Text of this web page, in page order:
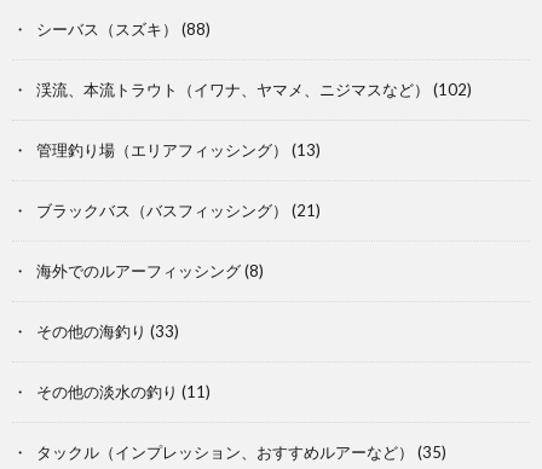
シーバス（スズキ） (88)
渓流、本流トラウト（イワナ、ヤマメ、ニジマスなど） (102)
管理釣り場（エリアフィッシング） (13)
ブラックバス（バスフィッシング） (21)
海外でのルアーフィッシング(8)
その他の海釣り (33)
その他の淡水の釣り (11)
タックル（インプレッション、おすすめルアーなど） (35)